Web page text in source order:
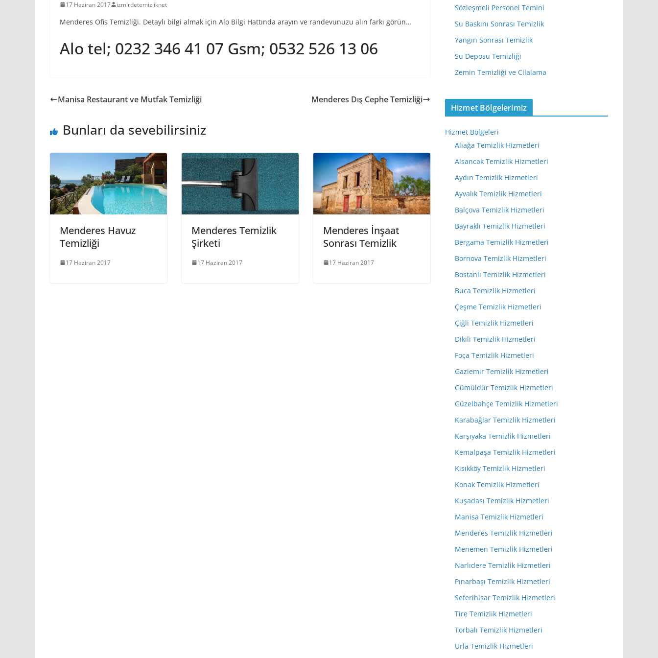
17 Haziran 2017 izmirdetemizliknet
Menderes Ofis Temizliği. Detaylı bilgi almak için Alo Bilgi Hattında arayın ve randevunuzu alın farkı görün…
Alo tel; 0232 346 41 07 Gsm; 0532 526 13 06
Manisa Restaurant ve Mutfak Temizliği Menderes Dış Cephe Temizliği
Bunları da sevebilirsiniz
Menderes Havuz
Temizliği
17 Haziran 2017
Menderes Temizlik
Şirketi
17 Haziran 2017
Menderes İnşaat
Sonrası Temizlik
17 Haziran 2017
Sözleşmeli Personel Temini
Su Baskını Sonrası Temizlik
Yangın Sonrası Temizlik
Su Deposu Temizliği
Zemin Temizliği ve Cilalama
Hizmet Bölgelerimiz
Hizmet Bölgeleri
Aliağa Temizlik Hizmetleri
Alsancak Temizlik Hizmetleri
Aydın Temizlik Hizmetleri
Ayvalık Temizlik Hizmetleri
Balçova Temizlik Hizmetleri
Bayraklı Temizlik Hizmetleri
Bergama Temizlik Hizmetleri
Bornova Temizlik Hizmetleri
Bostanlı Temizlik Hizmetleri
Buca Temizlik Hizmetleri
Çeşme Temizlik Hizmetleri
Çiğli Temizlik Hizmetleri
Dikili Temizlik Hizmetleri
Foça Temizlik Hizmetleri
Gaziemir Temizlik Hizmetleri
Gümüldür Temizlik Hizmetleri
Güzelbahçe Temizlik Hizmetleri
Karabağlar Temizlik Hizmetleri
Karşıyaka Temizlik Hizmetleri
Kemalpaşa Temizlik Hizmetleri
Kısıkköy Temizlik Hizmetleri
Konak Temizlik Hizmetleri
Kuşadası Temizlik Hizmetleri
Manisa Temizlik Hizmetleri
Menderes Temizlik Hizmetleri
Menemen Temizlik Hizmetleri
Narlıdere Temizlik Hizmetleri
Pınarbaşı Temizlik Hizmetleri
Seferihisar Temizlik Hizmetleri
Tire Temizlik Hizmetleri
Torbalı Temizlik Hizmetleri
Urla Temizlik Hizmetleri